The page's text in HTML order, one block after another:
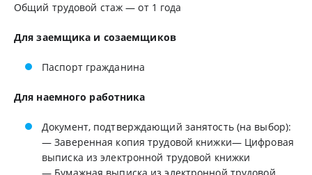
Общий трудовой стаж — от 1 года
Для заемщика и созаемщиков
Паспорт гражданина
Для наемного работника
Документ, подтверждающий занятость (на выбор):
— Заверенная копия трудовой книжки— Цифровая
выписка из электронной трудовой книжки